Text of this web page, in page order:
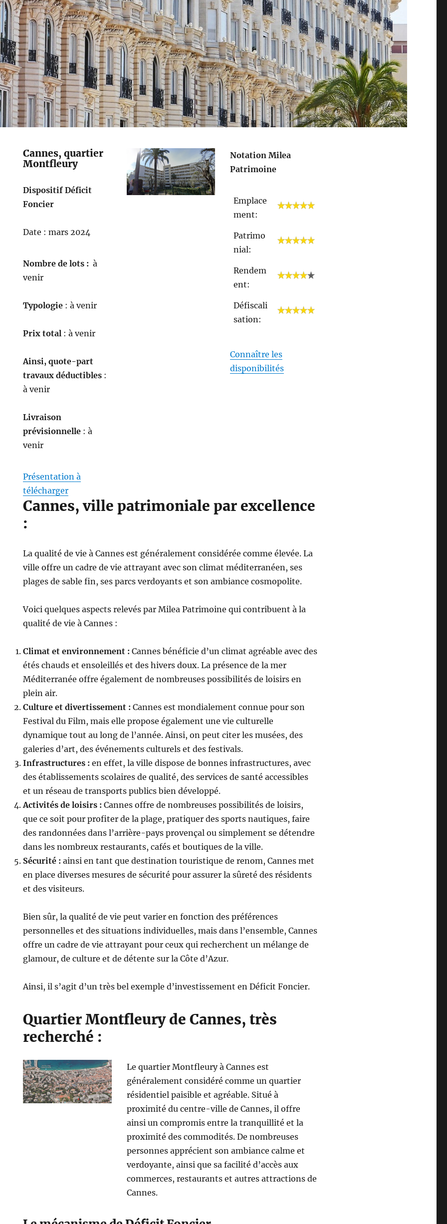
Cannes, quartier
Montfleury
Dispositif Déficit
Foncier
Date : mars 2024
Nombre de lots : à
venir
Typologie : à venir
Prix total : à venir
Ainsi, quote-part
travaux déductibles :
à venir
Livraison
prévisionnelle : à
venir
Présentation à
télécharger
Notation Milea
Patrimoine
Emplace
ment:
Patrimo
nial:
Rendem
ent:
Défiscali
sation:
Connaître les
disponibilités
Cannes, ville patrimoniale par excellence
:
La qualité de vie à Cannes est généralement considérée comme élevée. La
ville offre un cadre de vie attrayant avec son climat méditerranéen, ses
plages de sable fin, ses parcs verdoyants et son ambiance cosmopolite.
Voici quelques aspects relevés par Milea Patrimoine qui contribuent à la
qualité de vie à Cannes :
Climat et environnement : Cannes bénéficie d’un climat agréable avec des
étés chauds et ensoleillés et des hivers doux. La présence de la mer
Méditerranée offre également de nombreuses possibilités de loisirs en
plein air.
Culture et divertissement : Cannes est mondialement connue pour son
Festival du Film, mais elle propose également une vie culturelle
dynamique tout au long de l’année. Ainsi, on peut citer les musées, des
galeries d’art, des événements culturels et des festivals.
Infrastructures : en effet, la ville dispose de bonnes infrastructures, avec
des établissements scolaires de qualité, des services de santé accessibles
et un réseau de transports publics bien développé.
Activités de loisirs : Cannes offre de nombreuses possibilités de loisirs,
que ce soit pour profiter de la plage, pratiquer des sports nautiques, faire
des randonnées dans l’arrière-pays provençal ou simplement se détendre
dans les nombreux restaurants, cafés et boutiques de la ville.
Sécurité : ainsi en tant que destination touristique de renom, Cannes met
en place diverses mesures de sécurité pour assurer la sûreté des résidents
et des visiteurs.
Bien sûr, la qualité de vie peut varier en fonction des préférences
personnelles et des situations individuelles, mais dans l’ensemble, Cannes
offre un cadre de vie attrayant pour ceux qui recherchent un mélange de
glamour, de culture et de détente sur la Côte d’Azur.
Ainsi, il s’agit d’un très bel exemple d’investissement en Déficit Foncier.
Quartier Montfleury de Cannes, très
recherché :
Le quartier Montfleury à Cannes est
généralement considéré comme un quartier
résidentiel paisible et agréable. Situé à
proximité du centre-ville de Cannes, il offre
ainsi un compromis entre la tranquillité et la
proximité des commodités. De nombreuses
personnes apprécient son ambiance calme et
verdoyante, ainsi que sa facilité d’accès aux
commerces, restaurants et autres attractions de
Cannes.